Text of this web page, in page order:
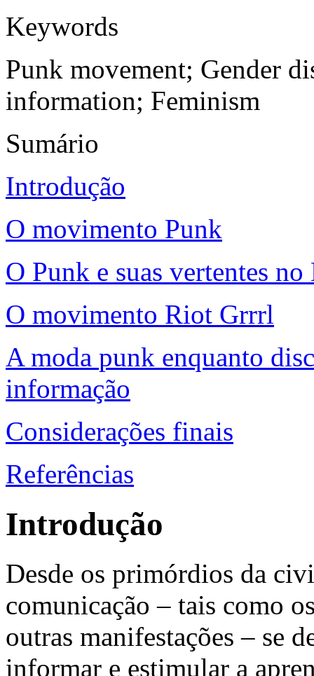
Keywords
Punk movement; Gender
information; Feminism
Sumário
Introdução
O movimento Punk
O Punk e suas vertentes
O movimento Riot Grrrl
A moda punk enquanto
informação
Considerações finais
Referências
Introdução
Desde os primórdios da
comunicação – tais como
outras manifestações – se
informar e estimular a